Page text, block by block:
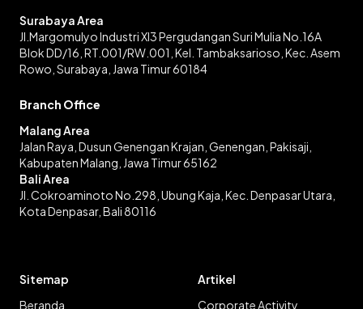
Surabaya Area
Jl.Margomulyo Industri XI3 Pergudangan Suri Mulia No.16A
Blok DD/16, RT.001/RW.001, Kel. Tambaksarioso, Kec. Asem
Rowo, Surabaya, Jawa Timur 60184
Branch Office
Malang Area
Jalan Raya, Dusun Genengan Krajan, Genengan, Pakisaji,
Kabupaten Malang, Jawa Timur 65162
Bali Area
Jl. Cokroaminoto No.298, Ubung Kaja, Kec. Denpasar Utara,
Kota Denpasar, Bali 80116
Sitemap
Beranda
Artikel
Corporate Activity